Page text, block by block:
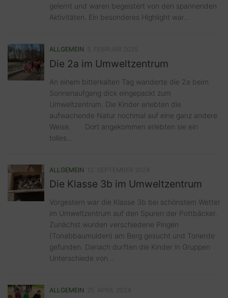
gelernt und waren begeistert von den spannenden
Aktivitäten. Ein besonderes Highlight war...
ALLGEMEIN
Die 2a im Umweltzentrum
An einem bitterkalten Tag wanderte die 2a beim
Sonnenaufgang dick eingepackt zum
Umweltzentrum. Die Kinder erlebten die
aufwachende Natur nochmal auf eine ganz andere
Weise. Dort angekommen erlebten sie ein
tolles...
ALLGEMEIN
Die Klasse 3b im Umweltzentrum
Vorgestern war die Klasse 3b bei schönstem Wetter
im Umweltzentrum auf den Spuren der Pottbäcker.
Zunächst wurden verschiedene Pingen
(Tonabbaumulden) am Berg gesucht und Tonerde
gefunden. Danach durften die Kinder in Gruppen
Unterschiede von...
ALLGEMEIN